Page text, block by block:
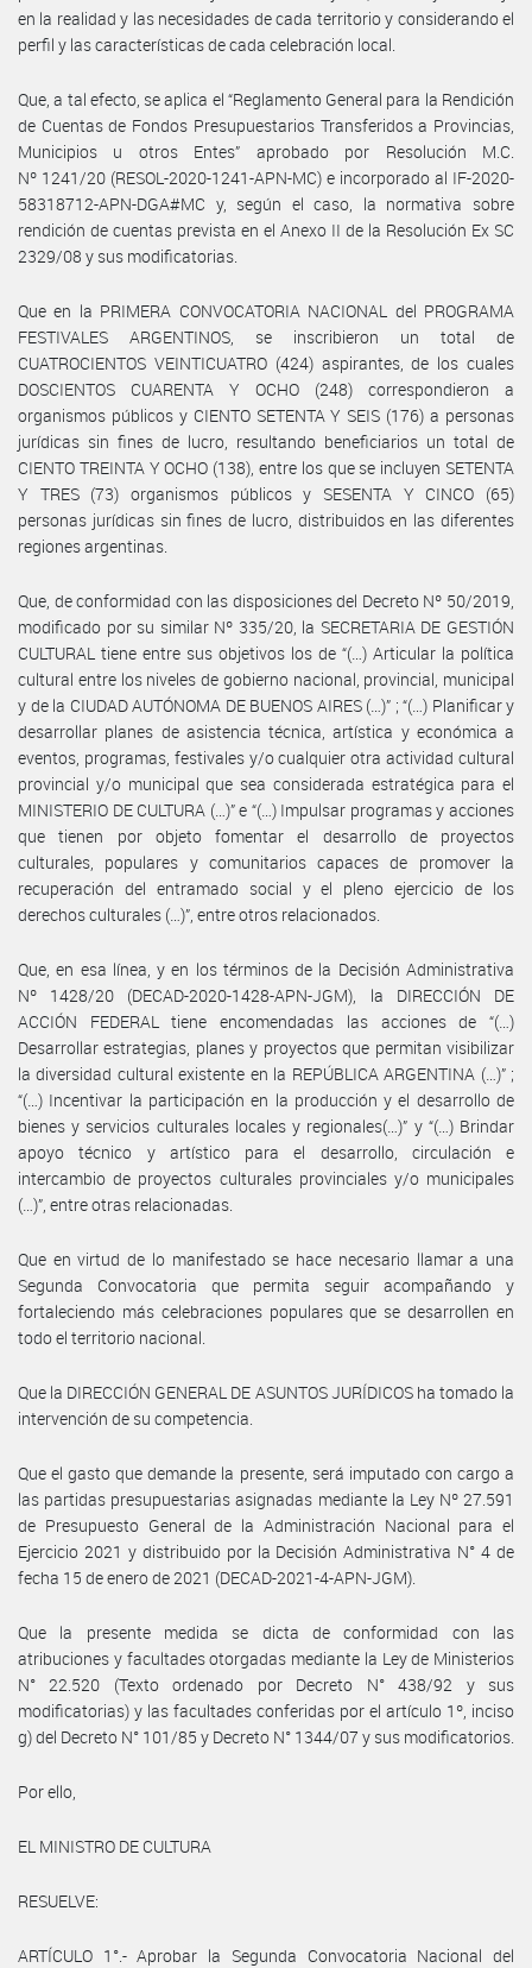
en la realidad y las necesidades de cada territorio y considerando el
perfil y las características de cada celebración local.
Que, a tal efecto, se aplica el “Reglamento General para la Rendición
de Cuentas de Fondos Presupuestarios Transferidos a Provincias,
Municipios u otros Entes” aprobado por Resolución M.C.
Nº 1241/20 (RESOL-2020-1241-APN-MC) e incorporado al IF-2020-
58318712-APN-DGA#MC y, según el caso, la normativa sobre
rendición de cuentas prevista en el Anexo II de la Resolución Ex SC
2329/08 y sus modificatorias.
Que en la PRIMERA CONVOCATORIA NACIONAL del PROGRAMA
FESTIVALES ARGENTINOS, se inscribieron un total de
CUATROCIENTOS VEINTICUATRO (424) aspirantes, de los cuales
DOSCIENTOS CUARENTA Y OCHO (248) correspondieron a
organismos públicos y CIENTO SETENTA Y SEIS (176) a personas
jurídicas sin fines de lucro, resultando beneficiarios un total de
CIENTO TREINTA Y OCHO (138), entre los que se incluyen SETENTA
Y TRES (73) organismos públicos y SESENTA Y CINCO (65)
personas jurídicas sin fines de lucro, distribuidos en las diferentes
regiones argentinas.
Que, de conformidad con las disposiciones del Decreto Nº 50/2019,
modificado por su similar Nº 335/20, la SECRETARIA DE GESTIÓN
CULTURAL tiene entre sus objetivos los de “(…) Articular la política
cultural entre los niveles de gobierno nacional, provincial, municipal
y de la CIUDAD AUTÓNOMA DE BUENOS AIRES (…)” ; “(…) Planificar y
desarrollar planes de asistencia técnica, artística y económica a
eventos, programas, festivales y/o cualquier otra actividad cultural
provincial y/o municipal que sea considerada estratégica para el
MINISTERIO DE CULTURA (…)” e “(…) Impulsar programas y acciones
que tienen por objeto fomentar el desarrollo de proyectos
culturales, populares y comunitarios capaces de promover la
recuperación del entramado social y el pleno ejercicio de los
derechos culturales (…)”, entre otros relacionados.
Que, en esa línea, y en los términos de la Decisión Administrativa
Nº 1428/20 (DECAD-2020-1428-APN-JGM), la DIRECCIÓN DE
ACCIÓN FEDERAL tiene encomendadas las acciones de “(…)
Desarrollar estrategias, planes y proyectos que permitan visibilizar
la diversidad cultural existente en la REPÚBLICA ARGENTINA (…)” ;
“(…) Incentivar la participación en la producción y el desarrollo de
bienes y servicios culturales locales y regionales(…)” y “(…) Brindar
apoyo técnico y artístico para el desarrollo, circulación e
intercambio de proyectos culturales provinciales y/o municipales
(…)”, entre otras relacionadas.
Que en virtud de lo manifestado se hace necesario llamar a una
Segunda Convocatoria que permita seguir acompañando y
fortaleciendo más celebraciones populares que se desarrollen en
todo el territorio nacional.
Que la DIRECCIÓN GENERAL DE ASUNTOS JURÍDICOS ha tomado la
intervención de su competencia.
Que el gasto que demande la presente, será imputado con cargo a
las partidas presupuestarias asignadas mediante la Ley Nº 27.591
de Presupuesto General de la Administración Nacional para el
Ejercicio 2021 y distribuido por la Decisión Administrativa N° 4 de
fecha 15 de enero de 2021 (DECAD-2021-4-APN-JGM).
Que la presente medida se dicta de conformidad con las
atribuciones y facultades otorgadas mediante la Ley de Ministerios
N° 22.520 (Texto ordenado por Decreto N° 438/92 y sus
modificatorias) y las facultades conferidas por el artículo 1º, inciso
g) del Decreto N° 101/85 y Decreto N° 1344/07 y sus modificatorios.
Por ello,
EL MINISTRO DE CULTURA
RESUELVE:
ARTÍCULO 1°.- Aprobar la Segunda Convocatoria Nacional del